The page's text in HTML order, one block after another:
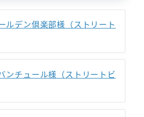
ルデン倶楽部様（ストリート
ンチュール様（ストリートビ